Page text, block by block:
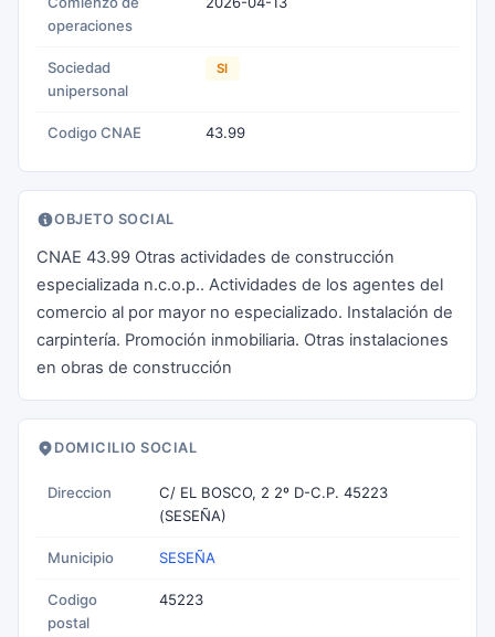
operaciones
Sociedad
unipersonal
SI
Codigo CNAE 43.99
OBJETO SOCIAL
CNAE 43.99 Otras actividades de construcción
especializada n.c.o.p.. Actividades de los agentes del
comercio al por mayor no especializado. Instalación de
carpintería. Promoción inmobiliaria. Otras instalaciones
en obras de construcción
DOMICILIO SOCIAL
Direccion
C/ EL BOSCO, 2 2º D-C.P. 45223
(SESEÑA)
Municipio SESEÑA
Codigo
postal
45223